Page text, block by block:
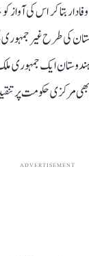
وفادار بتا کر اس کی
کی طرح غیر
ایک جمہوری
مرکزی حکومت پر تنقید
ADVERTISEMENT